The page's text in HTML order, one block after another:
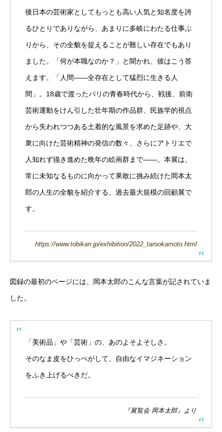
後日本の芸術家としてもっとも高い人気と知名度を誇
るひとりでありながら、あまりに多岐にわたる仕事ぶ
りから、その全貌を捉えることが難しい存在でもあり
ました。「何が本職なのか？」と聞かれ、彼はこう答
えます。「人間――全存在として猛烈に生きる人
間」。18歳で渡ったパリの青春時代から、戦後、前衛
芸術運動をけん引した壮年期の作品群、民族学的視点
から失われつつある土着的な風景を求めた足跡や、大
衆に向けた芸術精神の発信の数々、さらにアトリエで
人知れず描き進めた晩年の絵画群まで――。本展は、
常に未知なるものに向かって果敢に挑み続けた岡本太
郎の人生の全貌を紹介する、過去最大規模の回顧展で
す。
https://www.tobikan.jp/exhibition/2022_tarookamoto.html
図録の最初のページには、岡本太郎のこんな言葉が記されていま
した。
「美術品」や「芸術」の、あのよそよそしさ。
そのなま皮をひっぺがして、自由なイマジネーション
をふき上げるべきだ。
『展覧会 岡本太郎』より